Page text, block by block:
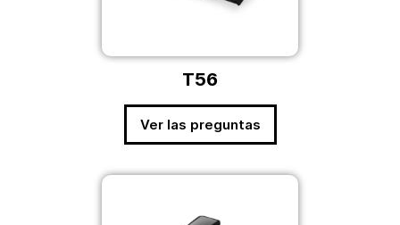
T56
Ver las preguntas